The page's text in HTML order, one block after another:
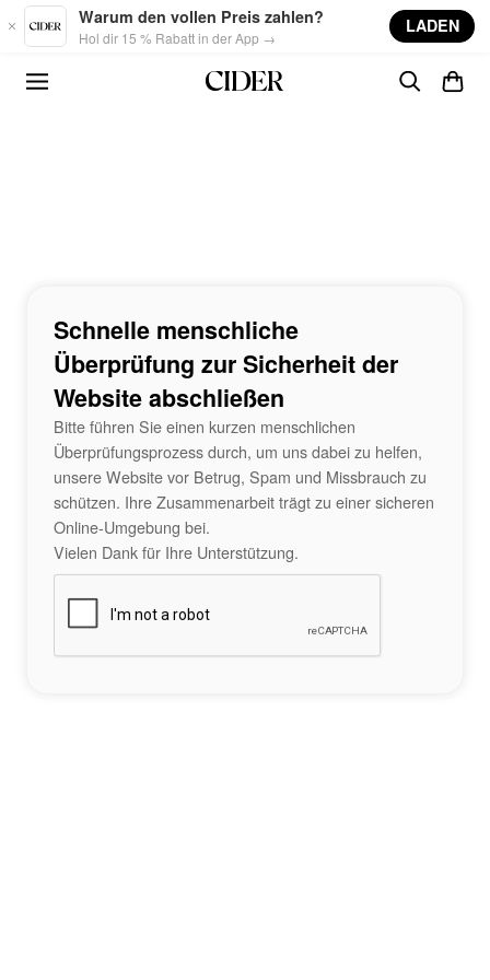
Skip to main content
Warum den vollen Preis zahlen?
Hol dir 15 % Rabatt in der App →
LADEN
Schnelle menschliche
Überprüfung zur Sicherheit der
Website abschließen
Bitte führen Sie einen kurzen menschlichen
Überprüfungsprozess durch, um uns dabei zu helfen,
unsere Website vor Betrug, Spam und Missbrauch zu
schützen. Ihre Zusammenarbeit trägt zu einer sicheren
Online-Umgebung bei.
Vielen Dank für Ihre Unterstützung.